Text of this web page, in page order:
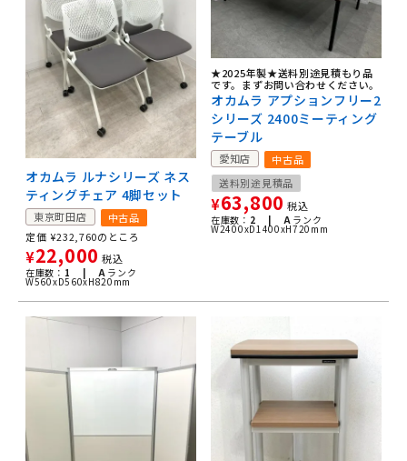
オカムラ ルナシリーズ ネス
ティングチェア 4脚セット
東京町田店
中古品
定価 ¥232,760のところ
¥22,000 税込
在庫数： 1 | A ランク
W560xD560xH820mm
★2025年製★送料別途見積もり品
です。まずお問い合わせください。
オカムラ アプションフリー2
シリーズ 2400ミーティング
テーブル
愛知店
中古品
送料別途見積品
¥63,800 税込
在庫数： 2 | A ランク
W2400xD1400xH720mm